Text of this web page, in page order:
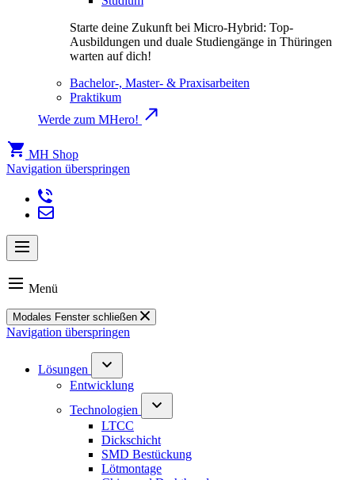
Starte deine Zukunft bei Micro-Hybrid: Top-
Ausbildungen und duale Studiengänge in Thüringen
warten auf dich!
Bachelor-, Master- & Praxisarbeiten
Praktikum
Werde zum MHero!
MH Shop
Navigation überspringen
Menü
Modales Fenster schließen
Navigation überspringen
Lösungen
Entwicklung
Technologien
LTCC
Dickschicht
SMD Bestückung
Lötmontage